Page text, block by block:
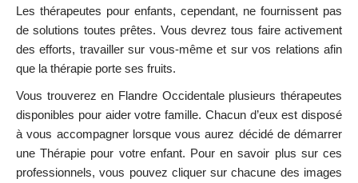
Les thérapeutes pour enfants, cependant, ne fournissent pas
de solutions toutes prêtes. Vous devrez tous faire activement
des efforts, travailler sur vous-même et sur vos relations afin
que la thérapie porte ses fruits.
Vous trouverez en Flandre Occidentale plusieurs thérapeutes
disponibles pour aider votre famille. Chacun d’eux est disposé
à vous accompagner lorsque vous aurez décidé de démarrer
une Thérapie pour votre enfant. Pour en savoir plus sur ces
professionnels, vous pouvez cliquer sur chacune des images